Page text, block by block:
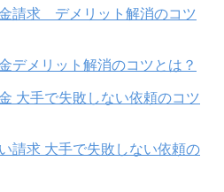
請求 デメリット解消のコツ
デメリット解消のコツとは？
大手で失敗しない依頼のコツ
請求 大手で失敗しない依頼の